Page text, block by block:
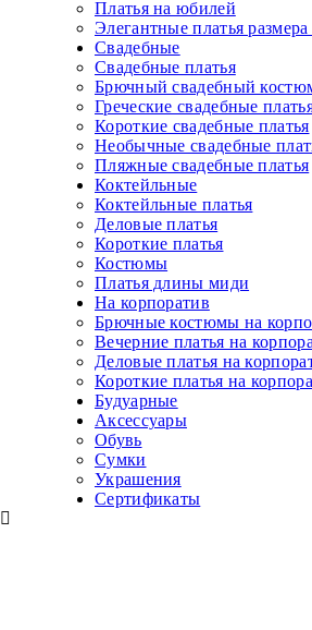
Платья на юбилей
Элегантные платья
Свадебные
Свадебные платья
Брючный свадебный
Греческие свадебные
Короткие свадебные платья
Необычные свадебные
Пляжные свадебные платья
Коктейльные
Коктейльные платья
Деловые платья
Короткие платья
Костюмы
Платья длины миди
На корпоратив
Брючные костюмы на
Вечерние платья на
Деловые платья на
Короткие платья на
Будуарные
Аксессуары
Обувь
Сумки
Украшения
Сертификаты